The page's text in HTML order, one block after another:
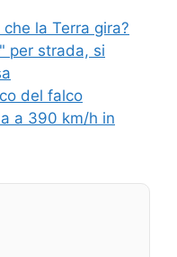
la Terra gira?
per strada, si
del falco
a 390 km/h in